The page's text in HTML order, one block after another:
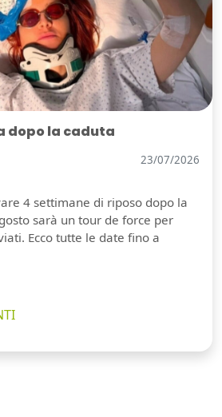
dopo la caduta
23/07/2026
4 settimane di riposo dopo la
sarà un tour de force per
Ecco tutte le date fino a